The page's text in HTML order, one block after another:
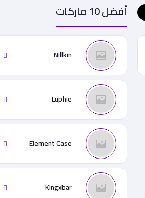
أفضل 10 ماركات
Nillkin
Luphie
Element Case
Kingxbar